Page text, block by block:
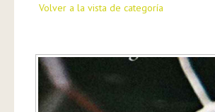
Volver a la vista de categoría